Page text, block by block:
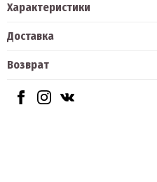
Характеристики
Доставка
Возврат